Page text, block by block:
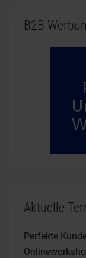
B2B
Aktuelle
Perfekte